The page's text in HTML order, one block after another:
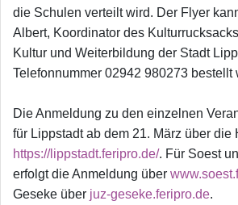
die Schulen verteilt wird. Der Flyer
Albert, Koordinator des
Kultur und Weiterbildung der Stadt
Telefonnummer 02942 980273 bestellt
Die Anmeldung zu den einzelnen
für Lippstadt ab dem 21. März über die
https://lippstadt.feripro.de/. Für Soest
erfolgt die Anmeldung über
Geseke über juz-geseke.feripro.de.